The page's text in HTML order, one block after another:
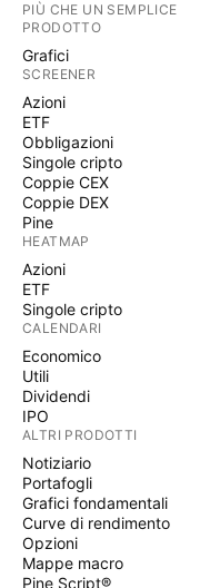
PIÙ CHE UN SEMPLICE
PRODOTTO
Grafici
SCREENER
Azioni
ETF
Obbligazioni
Singole cripto
Coppie CEX
Coppie DEX
Pine
HEATMAP
Azioni
ETF
Singole cripto
CALENDARI
Economico
Utili
Dividendi
IPO
ALTRI PRODOTTI
Notiziario
Portafogli
Grafici fondamentali
Curve di rendimento
Opzioni
Mappe macro
Pine Script®